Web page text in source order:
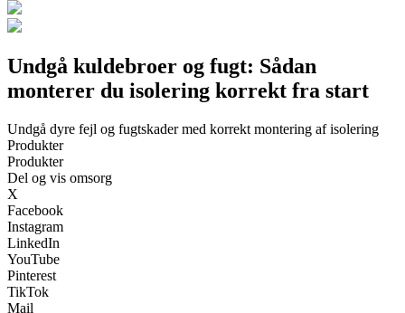
Undgå kuldebroer og fugt: Sådan
monterer du isolering korrekt fra start
Undgå dyre fejl og fugtskader med korrekt montering af isolering
Produkter
Produkter
Del og vis omsorg
X
Facebook
Instagram
LinkedIn
YouTube
Pinterest
TikTok
Mail